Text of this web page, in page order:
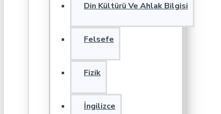
Din Kültürü Ve Ahlak Bilgisi
Felsefe
Fizik
İngilizce